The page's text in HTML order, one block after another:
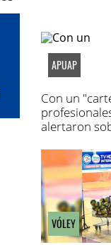
APUAP
Con un
alertaron
VÓLEY